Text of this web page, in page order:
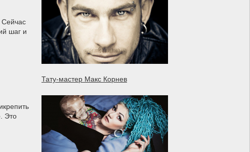
Сейчас
шаг и
Это
Тату-мастер Макс Корнев